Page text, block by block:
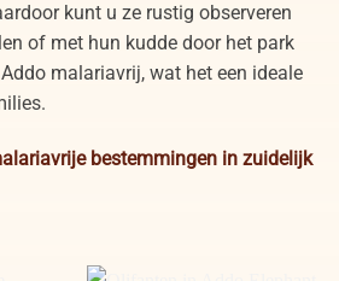
kunt u ze rustig observeren
of met hun kudde door het park
malariavrij, wat het een ideale
bestemmingen in zuidelijk